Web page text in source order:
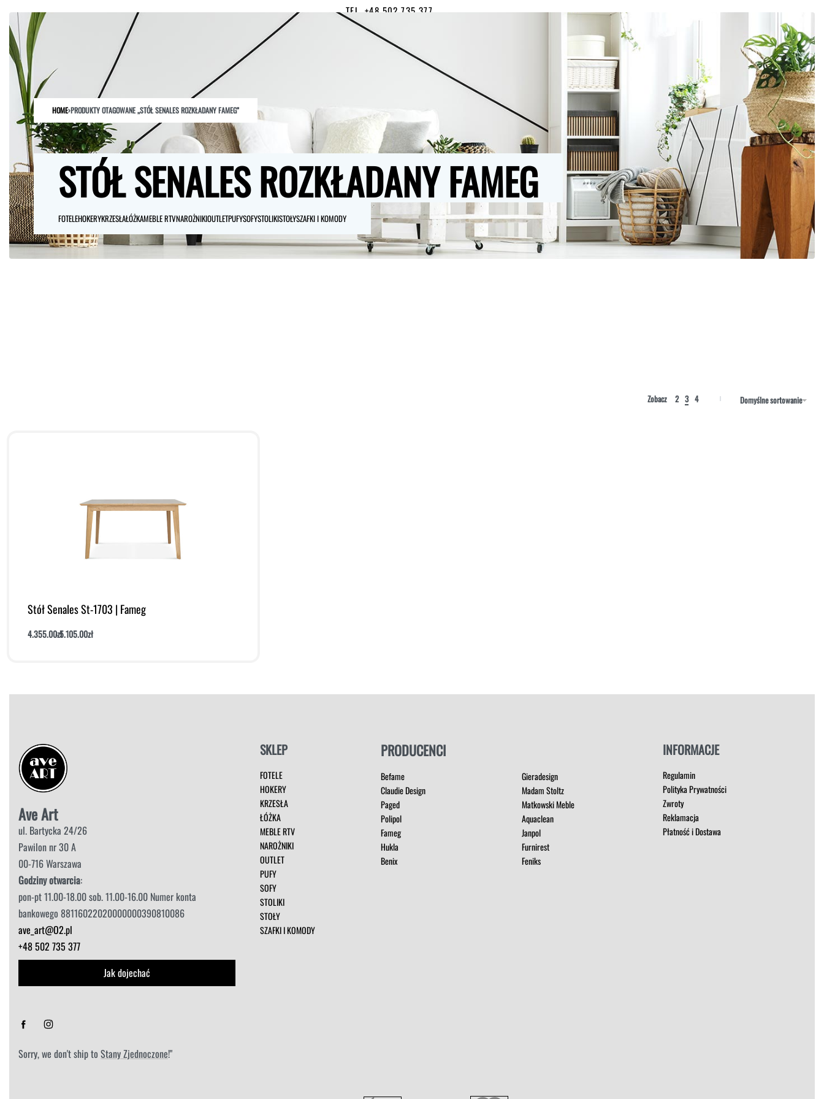
TEL. +48 502 735 377
HOME ARCHITEKCI
MOJE KONTO
HOME›PRODUKTY OTAGOWANE „STÓŁ SENALES ROZKŁADANY FAMEG”
STÓŁ SENALES ROZKŁADANY FAMEG
FOTELEHOKERYKRZESŁAŁÓŻKAMEBLE RTVNAROŻNIKIOUTLETPUFYSOFYSTOLIKISTOŁYSZAFKI I KOMODY
Zobacz 2 3 4 Domyślne sortowanie
Stół Senales St-1703 | Fameg
4.355.00zł5.105.00zł
Ave Art
ul. Bartycka 24/26
Pawilon nr 30 A
00-716 Warszawa
Godziny otwarcia:
pon-pt 11.00-18.00 sob. 11.00-16.00 Numer konta
bankowego 88116022020000000390810086
ave_art@O2.pl
+48 502 735 377
Jak dojechać
Sorry, we don't ship to Stany Zjednoczone!"
SKLEP
FOTELE
HOKERY
KRZESŁA
ŁÓŻKA
MEBLE RTV
NAROŻNIKI
OUTLET
PUFY
SOFY
STOLIKI
STOŁY
SZAFKI I KOMODY
PRODUCENCI
Befame
Claudie Design
Paged
Polipol
Fameg
Hukla
Benix
Gieradesign
Madam Stoltz
Matkowski Meble
Aquaclean
Janpol
Furnirest
Feniks
INFORMACJE
Regulamin
Polityka Prywatności
Zwroty
Reklamacja
Płatność i Dostawa